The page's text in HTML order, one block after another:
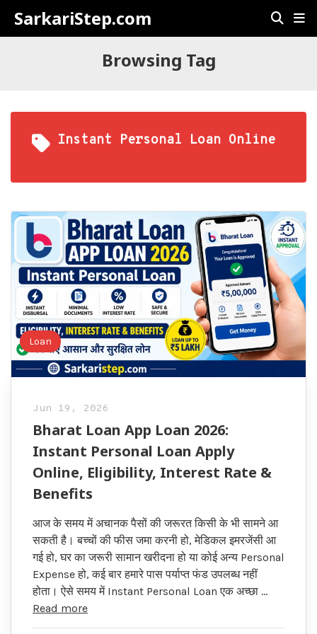
SarkariStep.com
Browsing Tag
Instant Personal Loan Online
Loan
Jun 19, 2026
Bharat Loan App Loan 2026:
Instant Personal Loan Apply
Online, Eligibility, Interest Rate &
Benefits
आज के समय में अचानक पैसों की जरूरत किसी के भी सामने आ
सकती है। बच्चों की फीस जमा करनी हो, मेडिकल इमरजेंसी आ
गई हो, घर का जरूरी सामान खरीदना हो या कोई अन्य Personal
Expense हो, कई बार हमारे पास पर्याप्त फंड उपलब्ध नहीं
होता। ऐसे समय में Instant Personal Loan एक अच्छा …
Read more